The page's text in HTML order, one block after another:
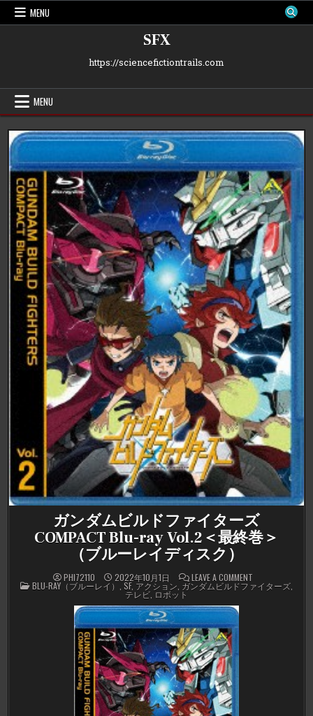
Skip
MENU
SFX
https://sciencefictiontrails.com
MENU
ガンダムビルドファイターズ
COMPACT Blu-ray Vol.2＜最終巻＞
（ブルーレイディスク）
PHI72110 2022年10月1日 LEAVE A COMMENT
ガ
ン
POSTED
IN
BLU-RAY（ブルーレイ）,SF, アクション ガンダムビルドファイターズ
テレビ ,ロボット